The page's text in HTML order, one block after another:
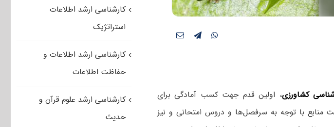
کشاورزی، اولین قدم جهت کسب آمادگی برای
منابع با توجه به سرفصل‌ها و دروس امتحانی و نیز
کارشناسی ارشد اطلاعات
استراتژیک
کارشناسی ارشد اطلاعات و
حفاظت اطلاعات
کارشناسی ارشد علوم قرآن و
حدیث